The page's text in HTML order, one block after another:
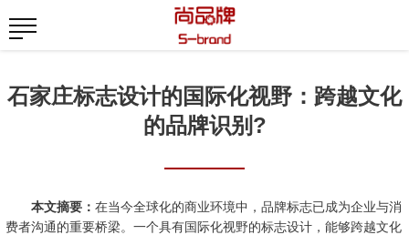
石家庄标志设计的国际化视野：跨越文化
的品牌识别?
本文摘要： 在当今全球化的商业环境中，品牌标志已成为企业与消
费者沟通的重要桥梁。一个具有国际化视野的标志设计，能够跨越文化